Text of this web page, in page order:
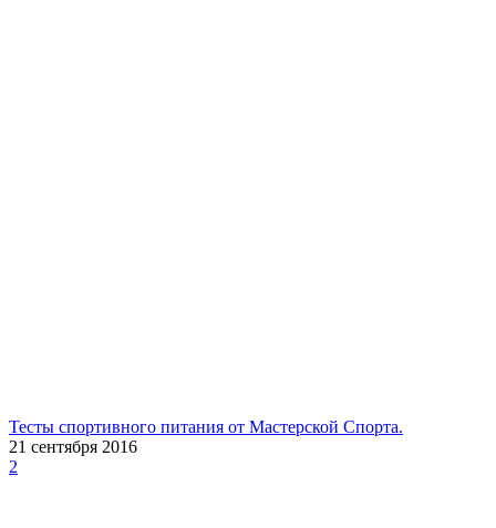
Тесты спортивного питания от Мастерской Спорта.
21 сентября 2016
2